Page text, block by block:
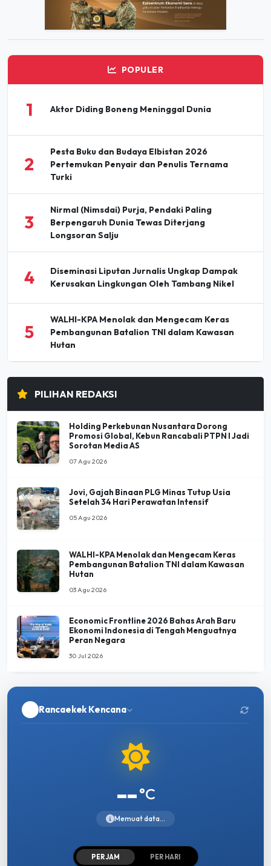
POPULER
1 Aktor Diding Boneng Meninggal Dunia
2
Pesta Buku dan Budaya Elbistan 2026
Pertemukan Penyair dan Penulis Ternama
Turki
3
Nirmal (Nimsdai) Purja, Pendaki Paling
Berpengaruh Dunia Tewas Diterjang
Longsoran Salju
4
Diseminasi Liputan Jurnalis Ungkap Dampak
Kerusakan Lingkungan Oleh Tambang Nikel
5
WALHI-KPA Menolak dan Mengecam Keras
Pembangunan Batalion TNI dalam Kawasan
Hutan
PILIHAN REDAKSI
Holding Perkebunan Nusantara Dorong
Promosi Global, Kebun Rancabali PTPN I Jadi
Sorotan Media AS
07 Agu 2026
Jovi, Gajah Binaan PLG Minas Tutup Usia
Setelah 34 Hari Perawatan Intensif
05 Agu 2026
WALHI-KPA Menolak dan Mengecam Keras
Pembangunan Batalion TNI dalam Kawasan
Hutan
03 Agu 2026
Economic Frontline 2026 Bahas Arah Baru
Ekonomi Indonesia di Tengah Menguatnya
Peran Negara
30 Jul 2026
Rancaekek Kencana
--°C
Memuat data...
PER JAM PER HARI